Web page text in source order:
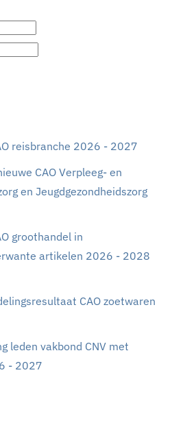
reisbranche 2026 - 2027
CAO Verpleeg- en
en Jeugdgezondheidszorg
groothandel in
artikelen 2026 - 2028
CAO zoetwaren
leden vakbond CNV met
- 2027